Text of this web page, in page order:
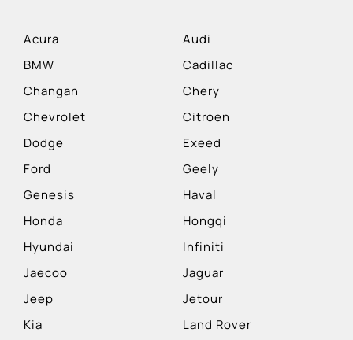
Acura
Audi
BMW
Cadillac
Changan
Chery
Chevrolet
Citroen
Dodge
Exeed
Ford
Geely
Genesis
Haval
Honda
Hongqi
Hyundai
Infiniti
Jaecoo
Jaguar
Jeep
Jetour
Kia
Land Rover